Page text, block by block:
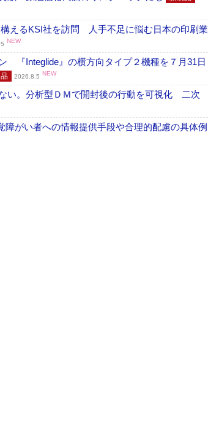
えるKSI社を訪問 人手不足に悩む日本の印刷業
NEW
『Integlide』の横方向タイプ２機種を７月31日
2026.8.5 NEW
い。分析型ＤＭで開封後の行動を可視化 二次
がい者への情報提供手段や合理的配慮の具体例